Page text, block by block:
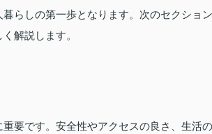
らしの第一歩となります。次のセクション
解説します。
要です。安全性やアクセスの良さ、生活の